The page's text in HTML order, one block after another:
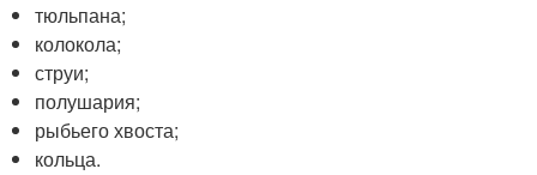
тюльпана;
колокола;
струи;
полушария;
рыбьего хвоста;
кольца.